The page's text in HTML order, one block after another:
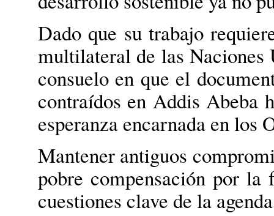
Dado que su trabajo
multilateral de las
consuelo en que el
contraídos en Addis Abeba
esperanza encarnada en los
Mantener antiguos
pobre compensación por la
cuestiones clave de la